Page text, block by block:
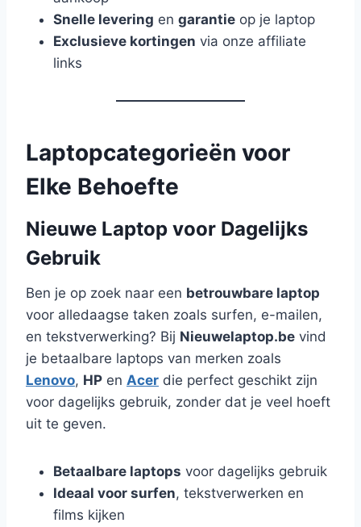
Snelle levering en garantie op je laptop
Exclusieve kortingen via onze affiliate
links
Laptopcategorieën voor
Elke Behoefte
Nieuwe Laptop voor Dagelijks
Gebruik
Ben je op zoek naar een betrouwbare laptop
voor alledaagse taken zoals surfen, e-mailen,
en tekstverwerking? Bij Nieuwelaptop.be vind
je betaalbare laptops van merken zoals
Lenovo, HP en Acer die perfect geschikt zijn
voor dagelijks gebruik, zonder dat je veel hoeft
uit te geven.
Betaalbare laptops voor dagelijks gebruik
Ideaal voor surfen, tekstverwerken en
films kijken